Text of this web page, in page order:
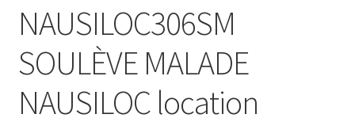
NAUSILOC306SM
SOULÈVE MALADE
NAUSILOC location